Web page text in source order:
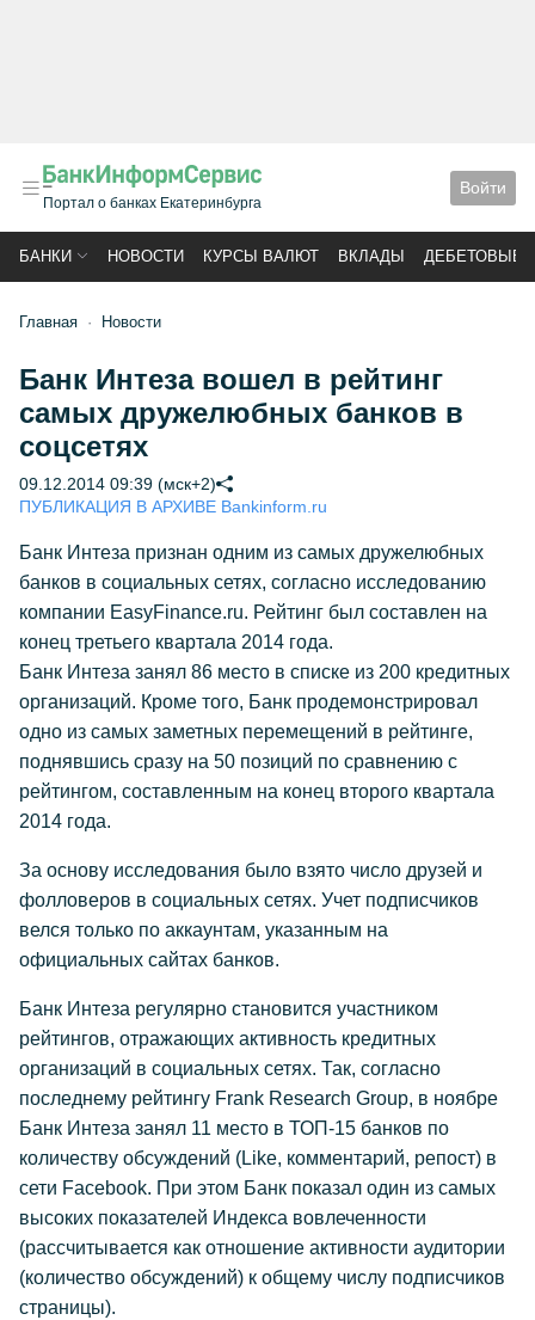
Портал о банках Екатеринбурга
Войти
БАНКИ НОВОСТИ КУРСЫ ВАЛЮТ ВКЛАДЫ ДЕБЕТОВЫЕ
Главная Новости
Банк Интеза вошел в рейтинг
самых дружелюбных банков в
соцсетях
09.12.2014 09:39 (мск+2)
ПУБЛИКАЦИЯ В АРХИВЕ Bankinform.ru
Банк Интеза признан одним из самых дружелюбных
банков в социальных сетях, согласно исследованию
компании EasyFinance.ru. Рейтинг был составлен на
конец третьего квартала 2014 года.
Банк Интеза занял 86 место в списке из 200 кредитных
организаций. Кроме того, Банк продемонстрировал
одно из самых заметных перемещений в рейтинге,
поднявшись сразу на 50 позиций по сравнению с
рейтингом, составленным на конец второго квартала
2014 года.
За основу исследования было взято число друзей и
фолловеров в социальных сетях. Учет подписчиков
велся только по аккаунтам, указанным на
официальных сайтах банков.
Банк Интеза регулярно становится участником
рейтингов, отражающих активность кредитных
организаций в социальных сетях. Так, согласно
последнему рейтингу Frank Research Group, в ноябре
Банк Интеза занял 11 место в ТОП-15 банков по
количеству обсуждений (Like, комментарий, репост) в
сети Facebook. При этом Банк показал один из самых
высоких показателей Индекса вовлеченности
(рассчитывается как отношение активности аудитории
(количество обсуждений) к общему числу подписчиков
страницы).